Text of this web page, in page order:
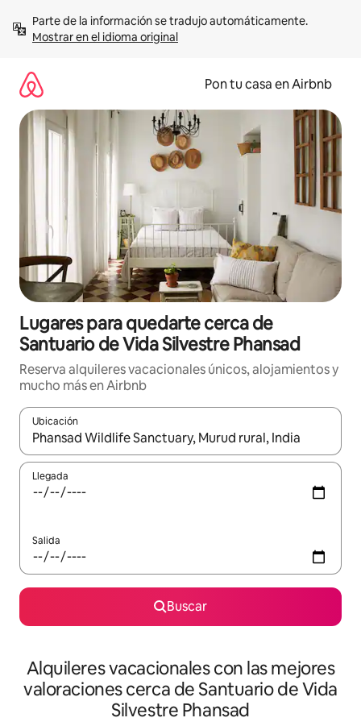
contenidoMostrar en el idioma original
Pon tu casa en Airbnb
Lugares para quedarte cerca de
Santuario de Vida Silvestre Phansad
Reserva alquileres vacacionales únicos, alojamientos y
mucho más en Airbnb
Ubicación
Cuando los resultados estén disponibles, navega con las
Llegada
Salida
Buscar
Alquileres vacacionales con las mejores
valoraciones cerca de Santuario de Vida
Silvestre Phansad